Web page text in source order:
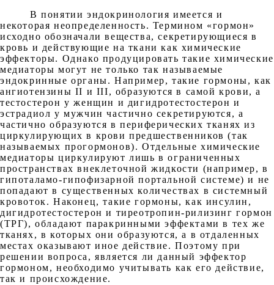
В понятии эндокринология имеется и
некоторая неопределенность. Термином «гормон»
исходно обозначали вещества, секретирующиеся в
кровь и действующие на ткани как химические
эффекторы. Однако продуцировать такие химические
медиаторы могут не только так называемые
эндокринные органы. Например, такие гормоны, как
ангиотензины II и III, образуются в самой крови, а
тестостерон у женщин и дигидротестостерон и
эстрадиол у мужчин частично секретируются, а
частично образуются в периферических тканях из
циркулирующих в крови предшественников (так
называемых прогормонов). Отдельные химические
медиаторы циркулируют лишь в ограниченных
пространствах внеклеточной жидкости (например, в
гипоталамо-гипофизарной портальной системе) и не
попадают в существенных количествах в системный
кровоток. Наконец, такие гормоны, как инсулин,
дигидротестостерон и тиреотропин-рилизинг гормон
(ТРГ), обладают паракринными эффектами в тех же
тканях, в которых они образуются, а в отдаленных
местах оказывают иное действие. Поэтому при
решении вопроса, является ли данный эффектор
гормоном, необходимо учитывать как его действие,
так и происхождение.